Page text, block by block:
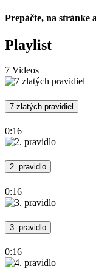
Prepáčte, na stránke
Playlist
7 Videos
7 zlatých pravidiel
0:16
2. pravidlo
0:16
3. pravidlo
0:16